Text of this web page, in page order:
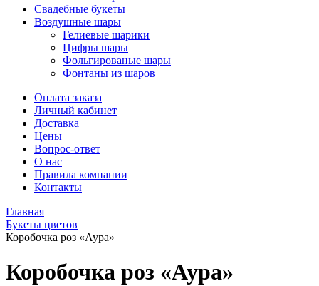
Свадебные букеты
Воздушные шары
Гелиевые шарики
Цифры шары
Фольгированые шары
Фонтаны из шаров
Оплата заказа
Личный кабинет
Доставка
Цены
Вопрос-ответ
О нас
Правила компании
Контакты
Главная
Букеты цветов
Коробочка роз «Аура»
Коробочка роз «Аура»